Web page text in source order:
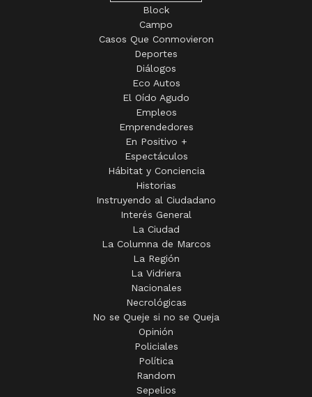
Block
Campo
Casos Que Conmovieron
Deportes
Diálogos
Eco Autos
El Oído Agudo
Empleos
Emprendedores
En Positivo +
Espectáculos
Hábitat y Conciencia
Historias
Instruyendo al Ciudadano
Interés General
La Ciudad
La Columna de Marcos
La Región
La Vidriera
Nacionales
Necrológicas
No se Queje si no se Queja
Opinión
Policiales
Política
Random
Sepelios